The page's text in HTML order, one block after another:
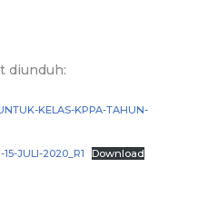
diunduh:
KELAS-KPPA-TAHUN-
JULI-2020_R1
Download